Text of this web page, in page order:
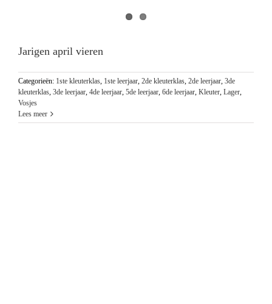
Jarigen april vieren
Categorieën: 1ste kleuterklas, 1ste leerjaar, 2de kleuterklas, 2de leerjaar, 3de
kleuterklas, 3de leerjaar, 4de leerjaar, 5de leerjaar, 6de leerjaar, Kleuter, Lager,
Vosjes
Lees meer